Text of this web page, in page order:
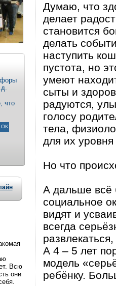
что
Всю
они
Думаю, что
делает
становится
делать
наступить
пустота, но
умеют
сыты и
радуются,
голосу
тела,
для их уровня
Но что
А дальше всё
социальное
видят и
всегда
А 4 – 5 лет
модель
ребёнку.